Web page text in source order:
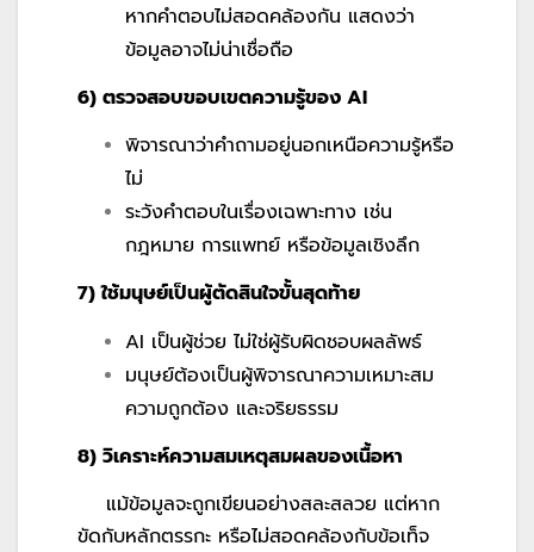
หากคำตอบไม่สอดคล้องกัน แสดงว่า
ข้อมูลอาจไม่น่าเชื่อถือ
6) ตรวจสอบขอบเขตความรู้ของ AI
พิจารณาว่าคำถามอยู่นอกเหนือความรู้หรือ
ไม่
ระวังคำตอบในเรื่องเฉพาะทาง เช่น
กฎหมาย การแพทย์ หรือข้อมูลเชิงลึก
7) ใช้มนุษย์เป็นผู้ตัดสินใจขั้นสุดท้าย
AI เป็นผู้ช่วย ไม่ใช่ผู้รับผิดชอบผลลัพธ์
มนุษย์ต้องเป็นผู้พิจารณาความเหมาะสม
ความถูกต้อง และจริยธรรม
8) วิเคราะห์ความสมเหตุสมผลของเนื้อหา
แม้ข้อมูลจะถูกเขียนอย่างสละสลวย แต่หาก
ขัดกับหลักตรรกะ หรือไม่สอดคล้องกับข้อเท็จ